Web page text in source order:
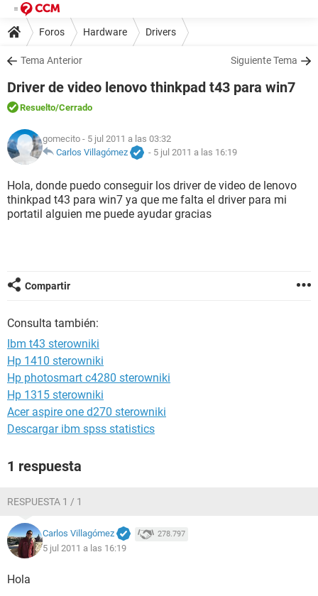
Foros Hardware Drivers
Tema Anterior Siguiente Tema
Driver de video lenovo thinkpad t43 para win7
Resuelto/Cerrado
gomecito - 5 jul 2011 a las 03:32
Carlos Villagómez
- 5 jul 2011 a las 16:19
Hola, donde puedo conseguir los driver de video de lenovo
thinkpad t43 para win7 ya que me falta el driver para mi
portatil alguien me puede ayudar gracias
Compartir
Consulta también:
Ibm t43 sterowniki
Hp 1410 sterowniki
Hp photosmart c4280 sterowniki
Hp 1315 sterowniki
Acer aspire one d270 sterowniki
Descargar ibm spss statistics
1 respuesta
RESPUESTA 1 / 1
Carlos Villagómez 278.797
5 jul 2011 a las 16:19
Hola